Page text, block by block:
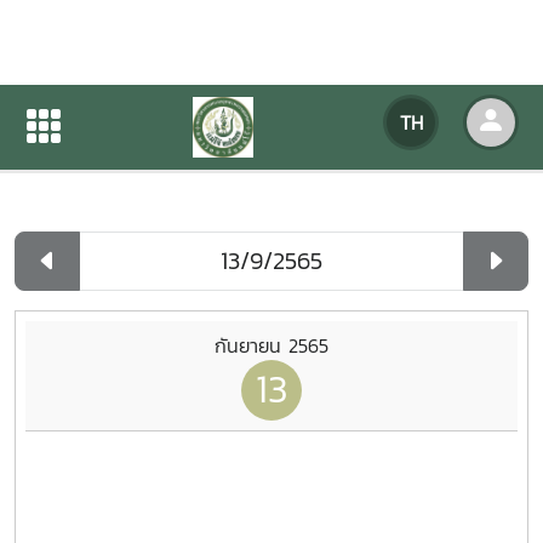
TH
ปฏิทินกิจกรรมของหน่วยงาน
ปฏิทินกิจกรรมของหน่วยงาน
กันยายน 2565
13